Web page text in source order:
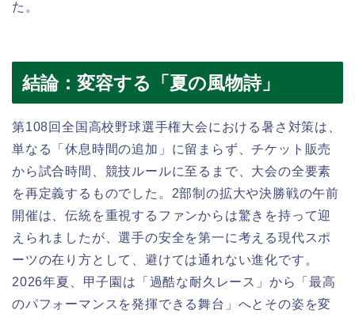
た。
結論：変容する「夏の風物詩」
第108回全国高校野球選手権大会における暑さ対策は、
単なる「休息時間の追加」に留まらず、チケット販売
から試合時間、競技ルールに至るまで、大会の全要素
を再定義するものでした。2部制の拡大や決勝戦の午前
開催は、伝統を重視するファンからは驚きを持って迎
えられましたが、選手の安全を第一に考える現代スポ
ーツの在り方として、避けては通れない進化です。
2026年夏、甲子園は「過酷な耐久レース」から「最高
のパフォーマンスを発揮できる舞台」へとその姿を変